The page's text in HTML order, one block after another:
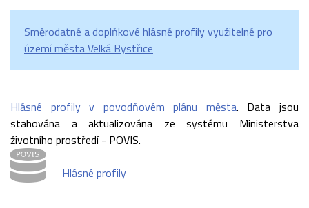
Směrodatné a doplňkové hlásné profily využitelné pro
území města Velká Bystřice
Hlásné profily v povodňovém plánu města. Data jsou
stahována a aktualizována ze systému Ministerstva
životního prostředí - POVIS.
Hlásné profily